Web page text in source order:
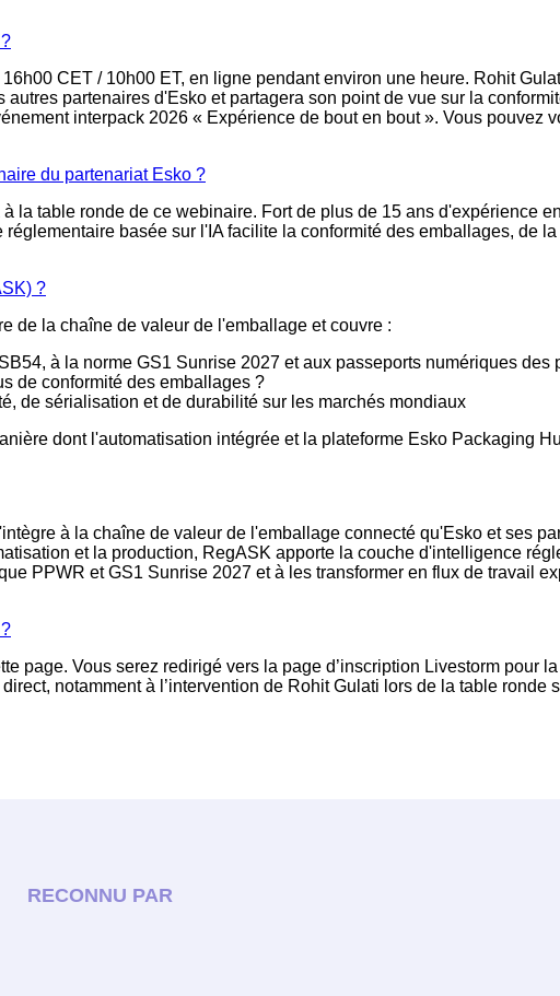
CET / 10h00 ET, en ligne pendant environ une heure. Rohit
partenaires d'Esko et partagera son point de vue sur la
interpack 2026 « Expérience de bout en bout ». Vous pouvez
du partenariat Esko ?
la table ronde de ce webinaire. Fort de plus de 15 ans d'expérience
basée sur l'IA facilite la conformité des emballages, de
?
de la chaîne de valeur de l'emballage et couvre :
à la norme GS1 Sunrise 2027 et aux passeports numériques des
de conformité des emballages ?
de sérialisation et de durabilité sur les marchés mondiaux
dont l'automatisation intégrée et la plateforme Esko Packaging
à la chaîne de valeur de l'emballage connecté qu'Esko et ses
et la production, RegASK apporte la couche d'intelligence
PPWR et GS1 Sunrise 2027 et à les transformer en flux de travail
page. Vous serez redirigé vers la page d’inscription Livestorm pour
notamment à l’intervention de Rohit Gulati lors de la table ronde
RECONNU PAR